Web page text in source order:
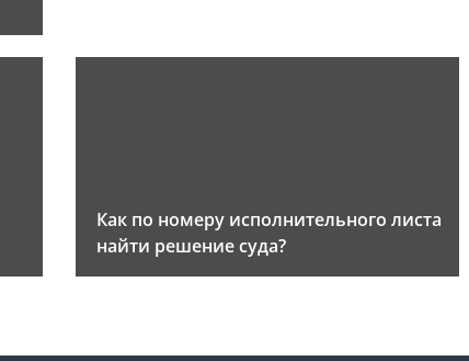
Как по номеру исполнительного листа
найти решение суда?